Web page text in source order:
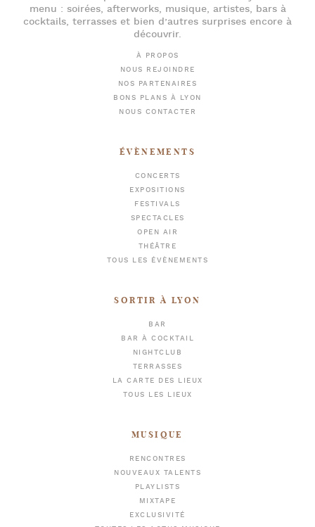
menu : soirées, afterworks, musique, artistes, bars à
cocktails, terrasses et bien d’autres surprises encore à
découvrir.
À PROPOS
NOUS REJOINDRE
NOS PARTENAIRES
BONS PLANS À LYON
NOUS CONTACTER
ÉVÈNEMENTS
CONCERTS
EXPOSITIONS
FESTIVALS
SPECTACLES
OPEN AIR
THÉÂTRE
TOUS LES ÉVÈNEMENTS
SORTIR À LYON
BAR
BAR À COCKTAIL
NIGHTCLUB
TERRASSES
LA CARTE DES LIEUX
TOUS LES LIEUX
MUSIQUE
RENCONTRES
NOUVEAUX TALENTS
PLAYLISTS
MIXTAPE
EXCLUSIVITÉ